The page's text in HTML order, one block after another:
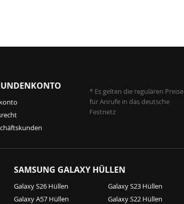
* Es gelten die regulären Preise
für Anrufe in das deutsche
Festnetz
SAMSUNG GALAXY HÜLLEN
Galaxy S26 Hüllen
Galaxy A57 Hüllen
Galaxy S23 Hüllen
Galaxy S22 Hüllen